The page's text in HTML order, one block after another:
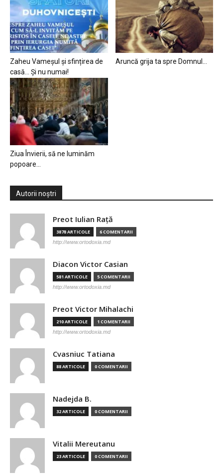
Zaheu Vameșul și sfințirea de
casă… Și nu numai!
Aruncă grija ta spre Domnul…
Ziua Învierii, să ne luminăm
popoare…
Autorii noștri
Preot Iulian Raţă
3878 ARTICOLE 6 COMENTARII
http://www.ortodoxia.md
Diacon Victor Casian
581 ARTICOLE 5 COMENTARII
http://www.ortodoxia.md
Preot Victor Mihalachi
210 ARTICOLE 1 COMENTARII
http://www.ortodoxia.md
Cvasniuc Tatiana
88 ARTICOLE 0 COMENTARII
Nadejda B.
32 ARTICOLE 0 COMENTARII
Vitalii Mereutanu
23 ARTICOLE 0 COMENTARII